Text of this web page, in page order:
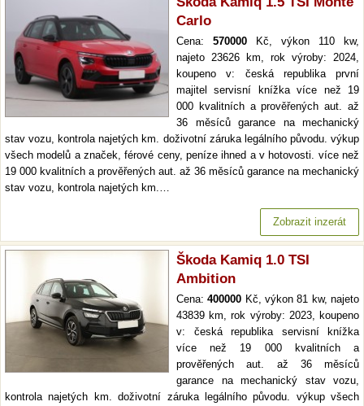
Carlo
Cena: 570000 Kč, výkon 110 kw,
najeto 23626 km, rok výroby: 2024,
koupeno v: česká republika první
majitel servisní knížka více než 19
000 kvalitních a prověřených aut. až
36 měsíců garance na mechanický
stav vozu, kontrola najetých km. doživotní záruka legálního původu. výkup
všech modelů a značek, férové ceny, peníze ihned a v hotovosti. více než
19 000 kvalitních a prověřených aut. až 36 měsíců garance na mechanický
stav vozu, kontrola najetých km.…
Zobrazit inzerát
Škoda Kamiq 1.0 TSI
Ambition
Cena:400000 Kč, výkon 81 kw, najeto
43839 km, rok výroby: 2023, koupeno
v: česká republika servisní knížka
více než 19 000 kvalitních a
prověřených aut. až 36 měsíců
garance na mechanický stav vozu,
kontrola najetých km. doživotní záruka legálního původu. výkup všech